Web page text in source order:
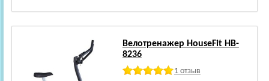
Велотренажер HouseFit HB-
8236
1 отзыв